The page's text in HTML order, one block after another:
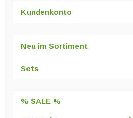
Kundenkonto
Neu im Sortiment
Sets
% SALE %